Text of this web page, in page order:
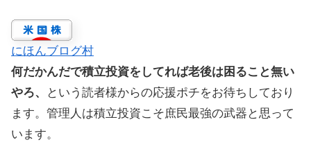
にほんブログ村
何だかんだで積立投資をしてれば老後は困ること無い
やろ、
という読者様からの応援ポチをお待ちしており
ます。管理人は積立投資こそ庶民最強の武器と思って
います。